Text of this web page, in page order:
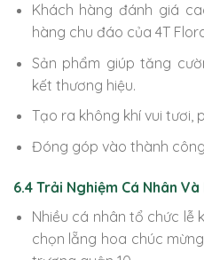
Khách hàng đánh giá
hàng chu đáo của 4T
Sản phẩm giúp tăng
kết thương hiệu.
Tạo ra không khí vui tươi,
Đóng góp vào thành
6.4 Trải Nghiệm Cá Nhân
Nhiều cá nhân tổ chức lễ
chọn lẵng hoa chúc